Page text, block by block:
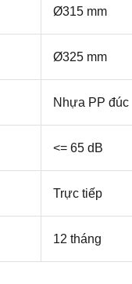
Ø315 mm
Ø325 mm
Nhựa PP đúc
<= 65 dB
Trực tiếp
12 tháng